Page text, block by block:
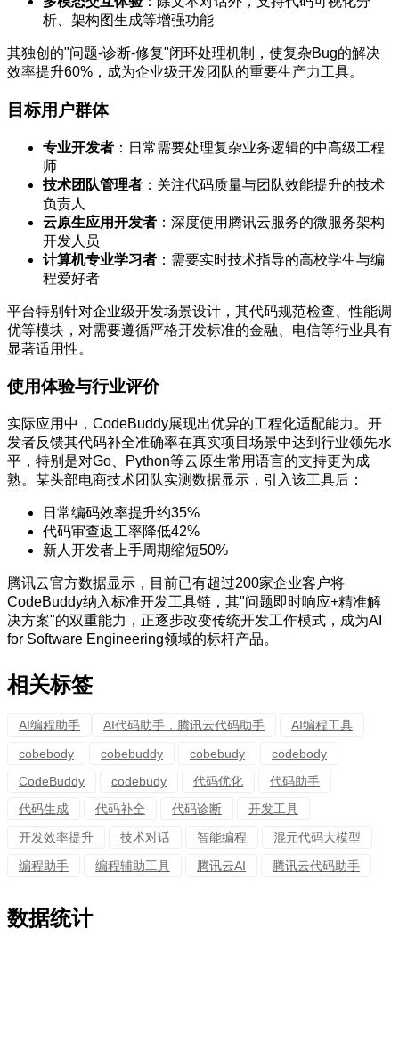
析、架构图生成等增强功能
其独创的"问题-诊断-修复"闭环处理机制，使复杂Bug的解决
效率提升60%，成为企业级开发团队的重要生产力工具。
目标用户群体
专业开发者 ：日常需要处理复杂业务逻辑的中高级工程
师
技术团队管理者 ：关注代码质量与团队效能提升的技术
负责人
云原生应用开发者 ：深度使用腾讯云服务的微服务架构
开发人员
计算机专业学习者 ：需要实时技术指导的高校学生与编
程爱好者
平台特别针对企业级开发场景设计，其代码规范检查、性能调
优等模块，对需要遵循严格开发标准的金融、电信等行业具有
显著适用性。
使用体验与行业评价
实际应用中，CodeBuddy展现出优异的工程化适配能力。开
发者反馈其代码补全准确率在真实项目场景中达到行业领先水
平，特别是对Go、Python等云原生常用语言的支持更为成
熟。某头部电商技术团队实测数据显示，引入该工具后：
日常编码效率提升约35%
代码审查返工率降低42%
新人开发者上手周期缩短50%
腾讯云官方数据显示，目前已有超过200家企业客户将
CodeBuddy纳入标准开发工具链，其"问题即时响应+精准解
决方案"的双重能力，正逐步改变传统开发工作模式，成为AI
for Software Engineering领域的标杆产品。
相关标签
AI编程助手 AI代码助手，腾讯云代码助手
AI编程工具
cobebody
cobebuddy cobebudy
codebody
CodeBuddy
codebudy 代码优化
代码助手
代码生成
代码补全 代码诊断
开发工具
开发效率提升
技术对话 智能编程
混元代码大模型
编程助手
编程辅助工具 腾讯云AI 腾讯云代码助手
数据统计